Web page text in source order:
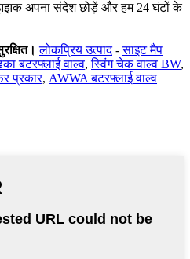
अपना संदेश छोड़ें और हम 24 घंटों के
लोकप्रिय उत्पाद-साइट मैप
बटरफ्लाई वाल्व,स्विंग चेक वाल्व BW,
प्रकार, AWWA बटरफ्लाई वाल्व